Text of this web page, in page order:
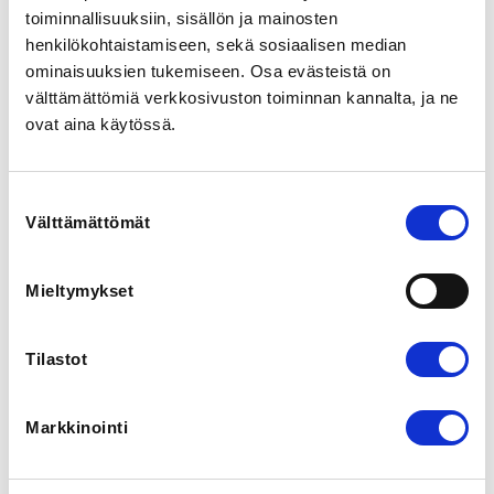
toiminnallisuuksiin, sisällön ja mainosten
henkilökohtaistamiseen, sekä sosiaalisen median
ominaisuuksien tukemiseen. Osa evästeistä on
välttämättömiä verkkosivuston toiminnan kannalta, ja ne
ovat aina käytössä.
valinta
Välttämättömät
Mieltymykset
Tilastot
Markkinointi
LOCALITY
Helsinki
We 9.3.2022 at 15:00 - Tu 15.3.2022 at 17:00
ADDITIONAL INFORMATION
0447273229
15.3.2022 Tässä seurawebinaarissa käydään läpi
esitellään seurojen mahdollisuudet esimerkiksi